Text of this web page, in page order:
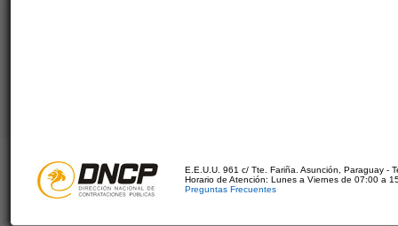
E.E.U.U. 961 c/ Tte. Fariña. Asunción, Paraguay -
Horario de Atención: Lunes a Viernes de 07:00 a
Preguntas Frecuentes